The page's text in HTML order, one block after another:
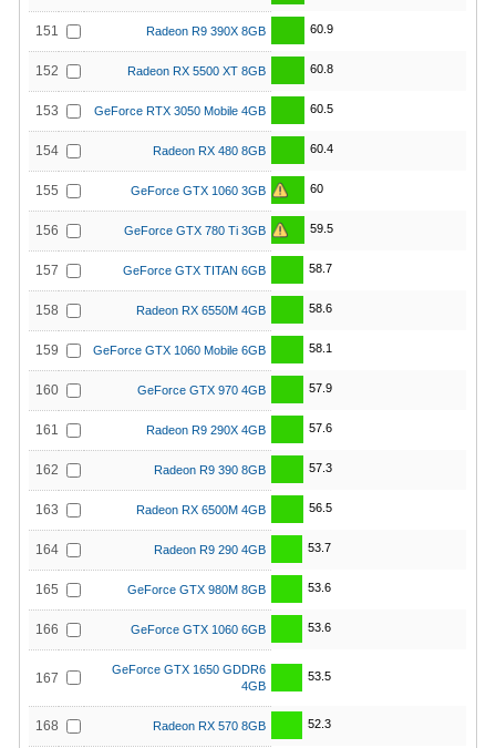
151 Radeon R9 390X 8GB 60.9
152 Radeon RX 5500 XT 8GB 60.8
153 GeForce RTX 3050 Mobile 4GB 60.5
154 Radeon RX 480 8GB 60.4
155 GeForce GTX 1060 3GB 60
156 GeForce GTX 780 Ti 3GB 59.5
157 GeForce GTX TITAN 6GB 58.7
158 Radeon RX 6550M 4GB 58.6
159 GeForce GTX 1060 Mobile 6GB 58.1
160 GeForce GTX 970 4GB 57.9
161 Radeon R9 290X 4GB 57.6
162 Radeon R9 390 8GB 57.3
163 Radeon RX 6500M 4GB 56.5
164 Radeon R9 290 4GB 53.7
165 GeForce GTX 980M 8GB 53.6
166 GeForce GTX 1060 6GB 53.6
167
GeForce GTX 1650 GDDR6
4GB
53.5
168 Radeon RX 570 8GB 52.3